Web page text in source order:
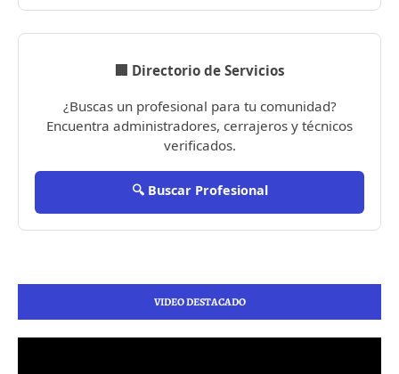
🏢 Directorio de Servicios
¿Buscas un profesional para tu comunidad?
Encuentra administradores, cerrajeros y técnicos
verificados.
🔍 Buscar Profesional
VIDEO DESTACADO